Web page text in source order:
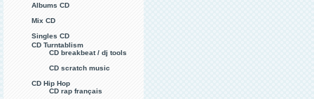
Albums CD
Mix CD
Singles CD
CD Turntablism
CD breakbeat / dj tools
CD scratch music
CD Hip Hop
CD rap français